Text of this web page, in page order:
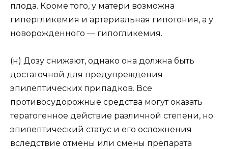
плода. Кроме того, у матери возможна
гипергликемия и артериальная гипотония, а у
новорожденного — гипогликемия.
(н) Дозу снижают, однако она должна быть
достаточной для предупреждения
эпилептических припадков. Все
противосудорожные средства могут оказать
тератогенное действие различной степени, но
эпилептический статус и его осложнения
вследствие отмены или смены препарата